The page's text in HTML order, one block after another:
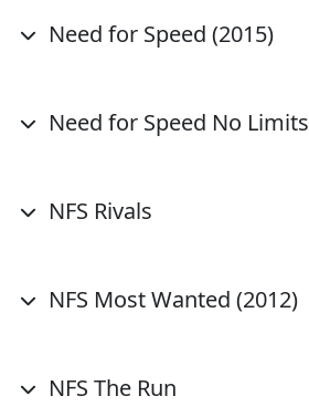
Need for Speed (2015)
Need for Speed No Limits
NFS Rivals
NFS Most Wanted (2012)
NFS The Run